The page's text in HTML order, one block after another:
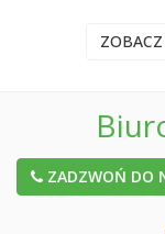
ZADZWOŃ DO